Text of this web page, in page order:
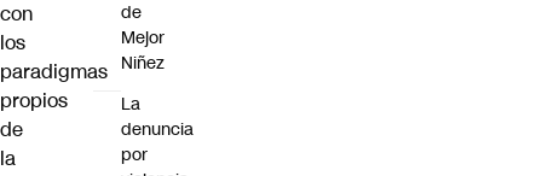
con
los
paradigmas
propios
de
la
de
Mejor
Niñez
La
denuncia
por